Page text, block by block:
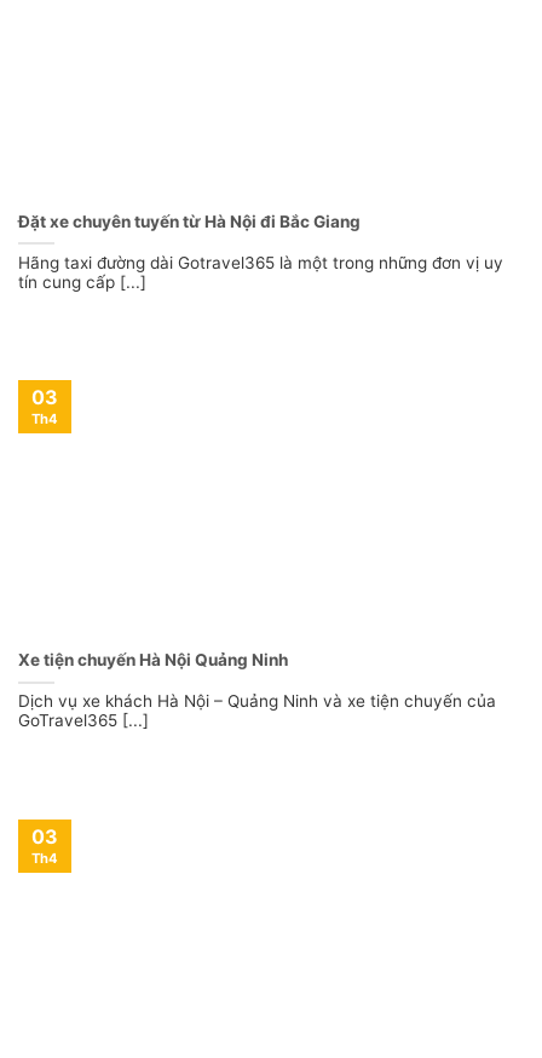
Đặt xe chuyên tuyến từ Hà Nội đi Bắc Giang
Hãng taxi đường dài Gotravel365 là một trong những đơn vị uy
tín cung cấp [...]
Xe tiện chuyến Hà Nội Quảng Ninh
Dịch vụ xe khách Hà Nội – Quảng Ninh và xe tiện chuyến của
GoTravel365 [...]
03
Th4
03
Th4